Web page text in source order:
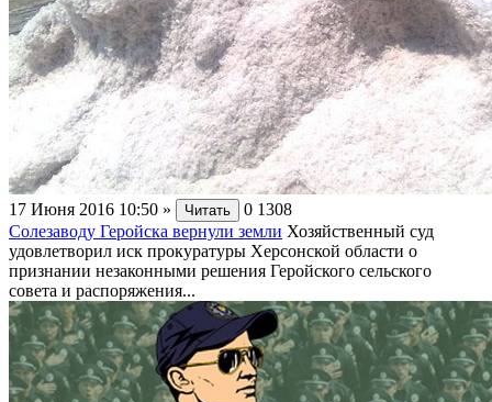
17 Июня 2016 10:50 » Читать 0 1308
Солезаводу Геройска вернули земли Хозяйственный суд
удовлетворил иск прокуратуры Херсонской области о
признании незаконными решения Геройского сельского
совета и распоряжения...